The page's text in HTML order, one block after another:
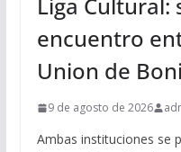
encuentro
Union de
9 de agosto de 2026
Ambas instituciones se